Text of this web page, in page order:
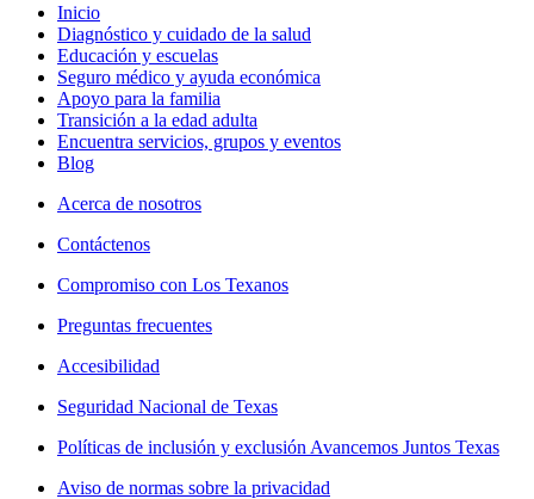
Inicio
Diagnóstico y cuidado de la salud
Educación y escuelas
Seguro médico y ayuda económica
Apoyo para la familia
Transición a la edad adulta
Encuentra servicios, grupos y eventos
Blog
Acerca de nosotros
Contáctenos
Compromiso con Los Texanos
Preguntas frecuentes
Accesibilidad
Seguridad Nacional de Texas
Políticas de inclusión y exclusión Avancemos Juntos Texas
Aviso de normas sobre la privacidad